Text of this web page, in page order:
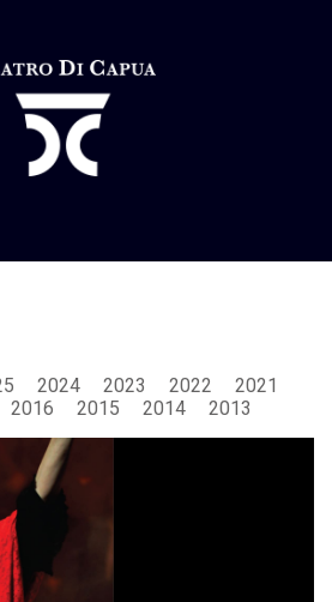
2024 2023 2022
2021
2016 2015 2014 2013